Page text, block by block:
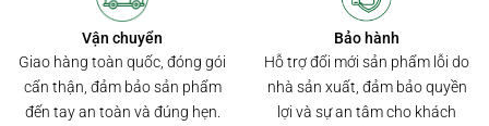
Vận chuyển
Giao hàng toàn quốc, đóng gói
cẩn thận, đảm bảo sản phẩm
đến tay an toàn và đúng hẹn.
Bảo hành
Hỗ trợ đổi mới sản phẩm lỗi do
nhà sản xuất, đảm bảo quyền
lợi và sự an tâm cho khách